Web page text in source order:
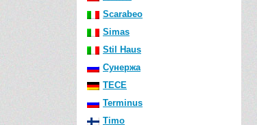
Scarabeo
Simas
Stil Haus
Сунержа
TECE
Terminus
Timo